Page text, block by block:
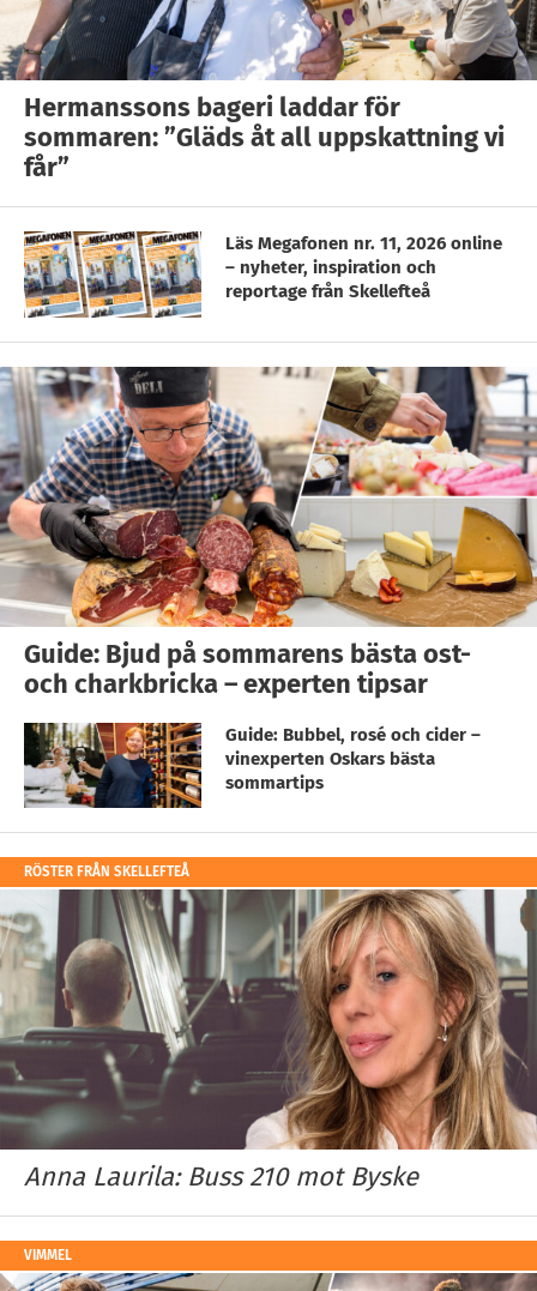
Hermanssons bageri laddar för
sommaren: ”Gläds åt all uppskattning vi
får”
Läs Megafonen nr. 11, 2026 online
– nyheter, inspiration och
reportage från Skellefteå
Guide: Bjud på sommarens bästa ost-
och charkbricka – experten tipsar
Guide: Bubbel, rosé och cider –
vinexperten Oskars bästa
sommartips
RÖSTER FRÅN SKELLEFTEÅ
Anna Laurila: Buss 210 mot Byske
VIMMEL